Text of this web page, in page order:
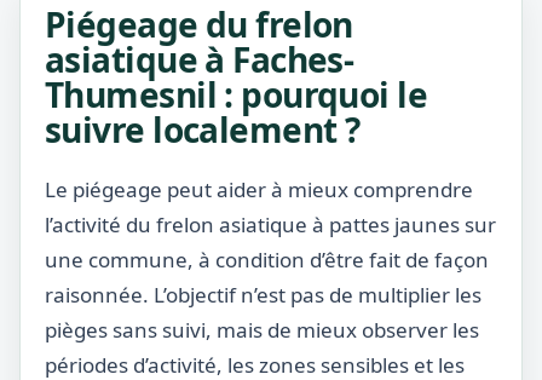
Piégeage du frelon
asiatique à Faches-
Thumesnil : pourquoi le
suivre localement ?
Le piégeage peut aider à mieux comprendre
l’activité du frelon asiatique à pattes jaunes sur
une commune, à condition d’être fait de façon
raisonnée. L’objectif n’est pas de multiplier les
pièges sans suivi, mais de mieux observer les
périodes d’activité, les zones sensibles et les